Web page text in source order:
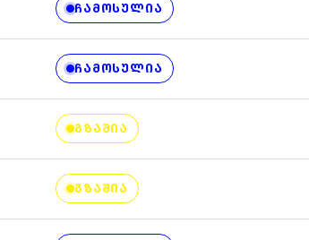
ᲩᲐᲛᲝᲡᲣᲚᲘᲐ
ᲩᲐᲛᲝᲡᲣᲚᲘᲐ
ᲒᲖᲐᲨᲘᲐ
ᲒᲖᲐᲨᲘᲐ